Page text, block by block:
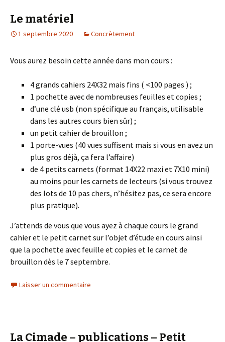
Le matériel
1 septembre 2020 Concrètement
Vous aurez besoin cette année dans mon cours :
4 grands cahiers 24X32 mais fins ( <100 pages ) ;
1 pochette avec de nombreuses feuilles et copies ;
d’une clé usb (non spécifique au français, utilisable
dans les autres cours bien sûr) ;
un petit cahier de brouillon ;
1 porte-vues (40 vues suffisent mais si vous en avez un
plus gros déjà, ça fera l’affaire)
de 4 petits carnets (format 14X22 maxi et 7X10 mini)
au moins pour les carnets de lecteurs (si vous trouvez
des lots de 10 pas chers, n’hésitez pas, ce sera encore
plus pratique).
J’attends de vous que vous ayez à chaque cours le grand
cahier et le petit carnet sur l’objet d’étude en cours ainsi
que la pochette avec feuille et copies et le carnet de
brouillon dès le 7 septembre.
Laisser un commentaire
La Cimade – publications – Petit